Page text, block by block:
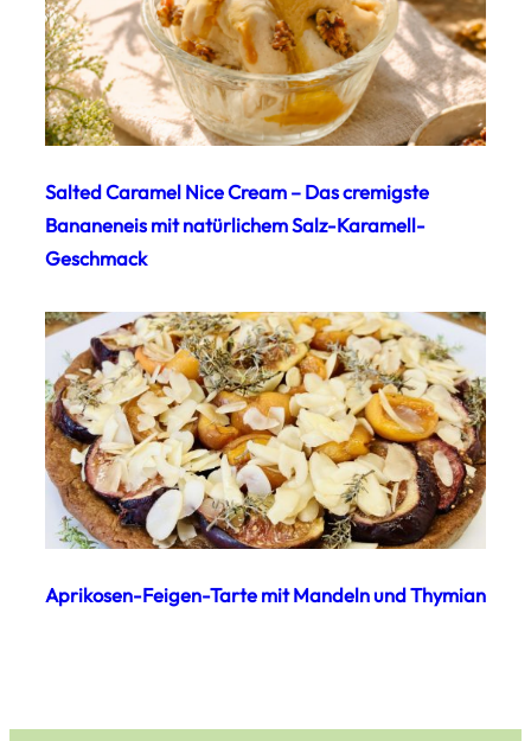
Salted Caramel Nice Cream – Das cremigste
Bananeneis mit natürlichem Salz-Karamell-
Geschmack
Aprikosen-Feigen-Tarte mit Mandeln und Thymian